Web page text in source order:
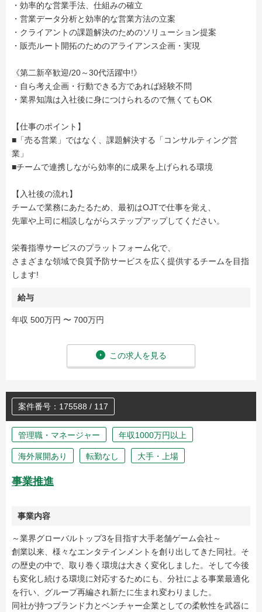
・効率的な営業手法、仕組みの確立
・営業データ分析と効率的な営業方法の立案
・クライアントの課題解決のためのソリューション提案
・販売ルート開拓のためのアライアンス企画・実現
《第二新卒歓迎/20～30代活躍中!》
・自ら考え企画・行動できる方であれば経験不問
・業界知識は入社後に身につけられるので無くてもOK
【仕事のポイント】
■「売る営業」ではなく、課題解決する「コンサルティング営
業」
■チームで連携しながら効率的に成果を上げられる環境
【入社後の流れ】
チームで業務にあたるため、最初はOJTで仕事を覚え、
先輩や上司に相談しながらステップアップしてください。
栄養指導サービスのプラットフォーム化で、
さまざまな領域で良質予防サービスを広く提供するチームを目指
します!
給与
年収 500万円 〜 700万円
この求人を見る
案件番号：175588 / 117
管理職・マネージャー 年収1000万円以上
海外展開あり 転勤なし 大手・上場
事業推進
事業内容
～業界グローバルトップ3を目指す大手老舗ゲーム会社～
創業以来、様々なエンタテインメントを創り出してきた同社。そ
の歴史の中で、取り巻く環境は大きく変化しました。そして今後
も変化し続ける環境に対応するためにも、分社による事業最適化
を行い、グループ再編され新たに生まれ変わりました。
同社が持つブランド力とベンチャー企業としての柔軟性を武器に